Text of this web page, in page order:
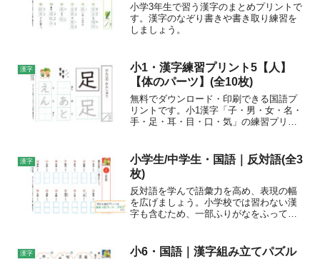
小学3年生で習う漢字のまとめプリントで
す。漢字のなぞり書きや書き取り練習を
しましょう。
漢字
小1・漢字練習プリント5【人】
【体のパーツ】(全10枚)
無料でダウンロード・印刷できる国語プ
リントです。小1漢字「子・男・女・名・
手・足・耳・目・口・気」の練習プリン
えんぴつ様、ご連絡ありがとうございま
した。【人】【体のパー...
漢字
小学生/中学生・国語｜反対語(全3
枚)
反対語を学んで語彙力を高め、表現の幅
を広げましょう。小学校では習わない漢
字も含むため、一部ふりがなをふってい
漢字
小6・国語｜漢字組み立てパズル